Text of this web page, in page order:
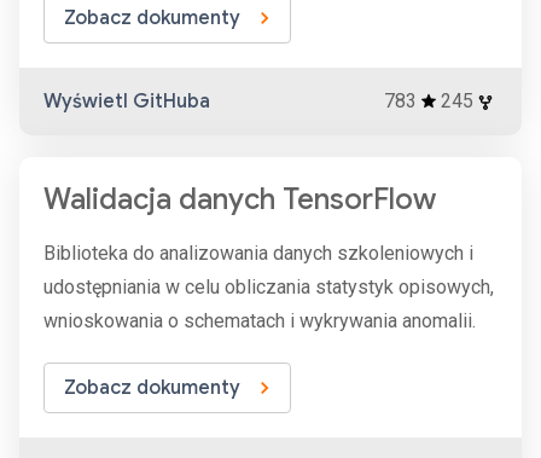
Zobacz dokumenty
Wyświetl GitHuba 783 245
Walidacja danych TensorFlow
Biblioteka do analizowania danych szkoleniowych i
udostępniania w celu obliczania statystyk opisowych,
wnioskowania o schematach i wykrywania anomalii.
Zobacz dokumenty